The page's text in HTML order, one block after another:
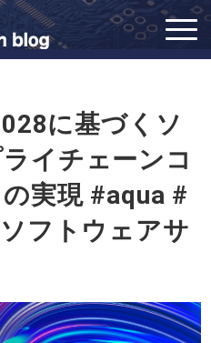
に基づくソ
イチェーンコ
実現 #aqua #
フトウェアサ